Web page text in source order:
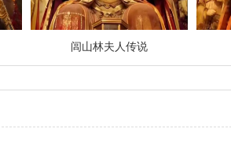
闾山林夫人传说